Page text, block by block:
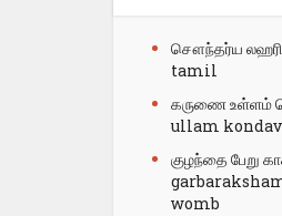
சௌந்தர்ய
tamil
கருணை உள்ளம்
ullam
குழந்தை பேறு
womb